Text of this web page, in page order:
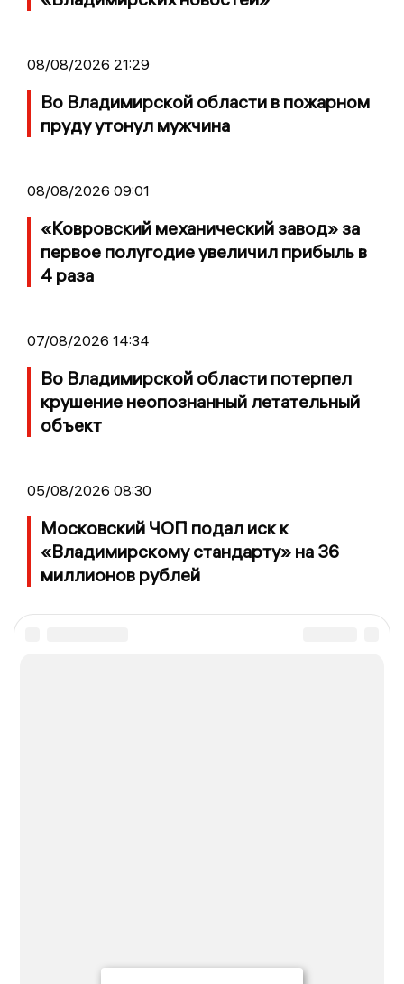
08/08/2026 21:29
Во Владимирской области в пожарном
пруду утонул мужчина
08/08/2026 09:01
«Ковровский механический завод» за
первое полугодие увеличил прибыль в
4 раза
07/08/2026 14:34
Во Владимирской области потерпел
крушение неопознанный летательный
объект
05/08/2026 08:30
Московский ЧОП подал иск к
«Владимирскому стандарту» на 36
миллионов рублей